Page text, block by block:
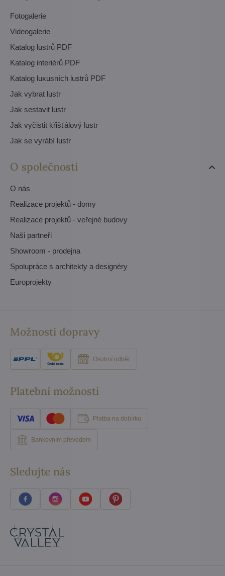
Fotogalerie
Videogalerie
Katalog lustrů PDF
Katalog interiérů PDF
Katalog luxusních lustrů PDF
Jak vybrat lustr
Jak sestavit lustr
Jak vyčistit křišťálový lustr
Jak se vyrábí lustr
O společnosti
O nás
Realizace projektů - domy
Realizace projektů - veřejné budovy
Naši partneři
Showroom - prodejna
Spolupráce s architekty a designéry
Europrojekty
Možnosti dopravy
Osobní odběr
Platební možnosti
Platba na dobírku
Bankovním převodem
Sledujte nás